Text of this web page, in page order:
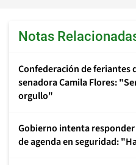
Notas
Confederación de feriantes
senadora Camila Flores:
orgullo"
Gobierno intenta
de agenda en seguridad: